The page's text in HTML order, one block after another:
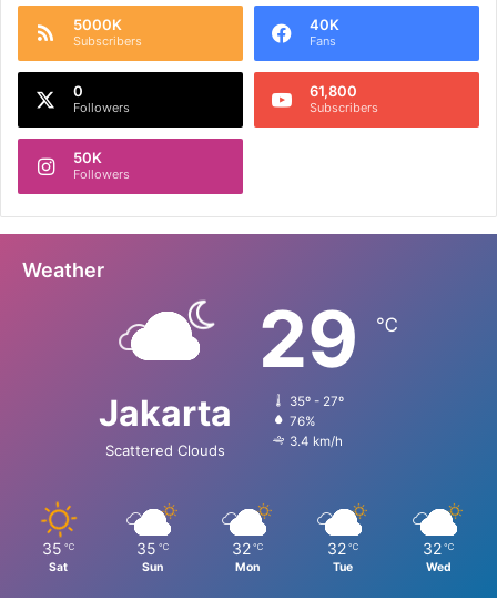
5000K
Subscribers
40K
Fans
0
Followers
61,800
Subscribers
50K
Followers
Weather
Jakarta
Scattered Clouds
29 ℃
35º - 27º
76%
3.4 km/h
35 ℃
Sat
35 ℃
Sun
32 ℃
Mon
32 ℃
Tue
32 ℃
Wed